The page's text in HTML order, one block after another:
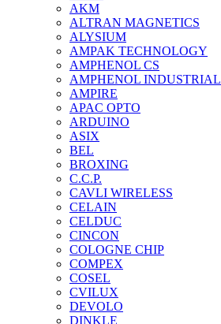
AKM
ALTRAN MAGNETICS
ALYSIUM
AMPAK TECHNOLOGY
AMPHENOL CS
AMPHENOL INDUSTRIAL
AMPIRE
APAC OPTO
ARDUINO
ASIX
BEL
BROXING
C.C.P.
CAVLI WIRELESS
CELAIN
CELDUC
CINCON
COLOGNE CHIP
COMPEX
COSEL
CVILUX
DEVOLO
DINKLE